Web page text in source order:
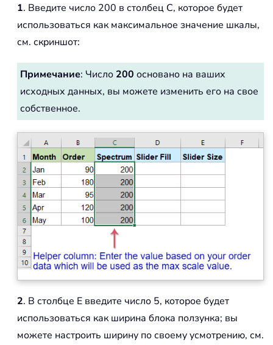
1. Введите число 200 в столбец C, которое будет
использоваться как максимальное значение шкалы,
см. скриншот:
Примечание: Число 200 основано на ваших
исходных данных, вы можете изменить его на свое
собственное.
2. В столбце E введите число 5, которое будет
использоваться как ширина блока ползунка; вы
можете настроить ширину по своему усмотрению, см.